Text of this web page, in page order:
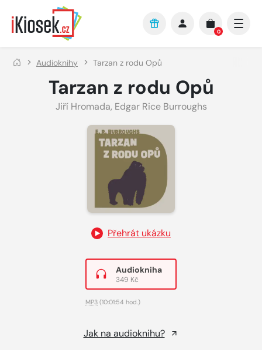
Přejít na hlavní obsah
0
Audioknihy Tarzan z rodu Opů
Tarzan z rodu Opů
Jiří Hromada, Edgar Rice Burroughs
Přehrát ukázku
Audiokniha
349 Kč
MP3 (10:01:54 hod.)
Jak na audioknihu?